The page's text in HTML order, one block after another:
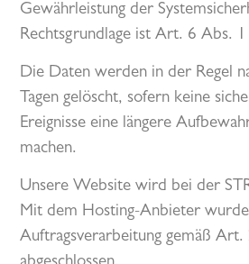
Gewährleistung der
Rechtsgrundlage ist Art. 6 Abs.
Die Daten werden in der Regel
Tagen gelöscht, sofern keine
Ereignisse eine längere
machen.
Unsere Website wird bei der
Mit dem Hosting-Anbieter
Auftragsverarbeitung gemäß